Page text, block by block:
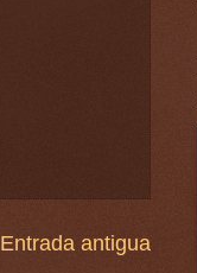
Entrada antigua